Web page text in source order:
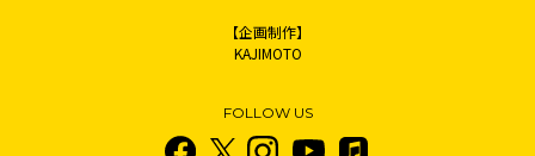
【企画制作】
KAJIMOTO
FOLLOW US